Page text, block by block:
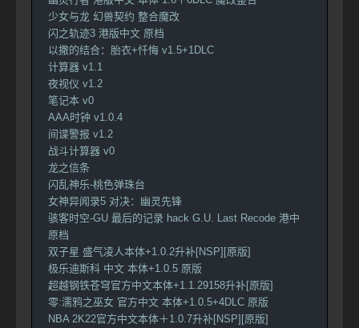
少女与龙 幻兽契约 整合魔改
闪之轨迹3 港版中文 原档
以撒的结合：胎衣+忏悔 v1.5+1DLC
计算器 v1.1
夜视仪 v1.2
笔记本 v0
AAA时钟 v1.0.4
间谍警报 v1.2
战斗计算器 v0
龙之信条
闪乱神乐-桃色弹珠台
女神异闻录5 对决：幽灵先锋
骇客时空-GU 最后的记录 hack G.U. Last Recode 港中
原档
双子星 盛气凌人本体+1.0.2升补[NSP][原版]
极乐迪斯科 中文 本体+1.0.5 原版
超越钢铁苍穹官方中文本体+1.1.29158升补[原版]
零:濡鸦之巫女 官方中文 本体+1.0.5+4DLC 原版
NBA 2K22官方中文本体＋1.0.7升补[NSP][原版]